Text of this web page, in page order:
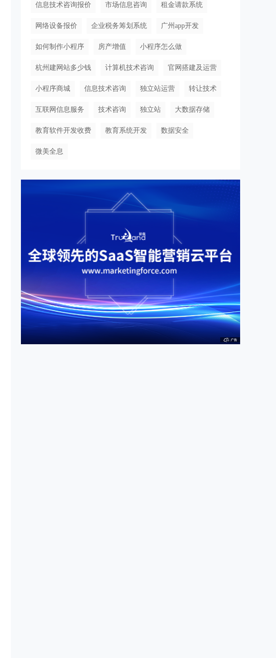
信息技术咨询报价 市场信息咨询 租金请款系统
网络设备报价 企业税务筹划系统 广州app开发
如何制作小程序 房产增值 小程序怎么做
杭州建网站多少钱 计算机技术咨询 官网搭建及运营
小程序商城 信息技术咨询 独立站运营 转让技术
互联网信息服务 技术咨询 独立站 大数据存储
教育软件开发收费 教育系统开发 数据安全
微美全息